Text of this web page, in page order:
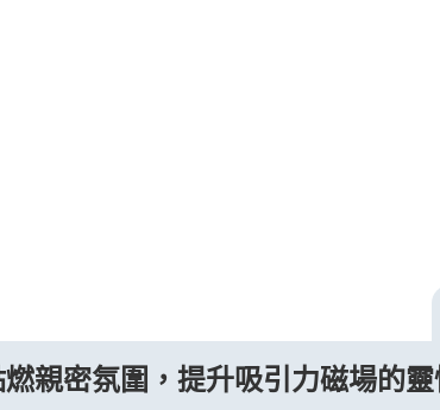
親密氛圍，提升吸引力磁場的靈